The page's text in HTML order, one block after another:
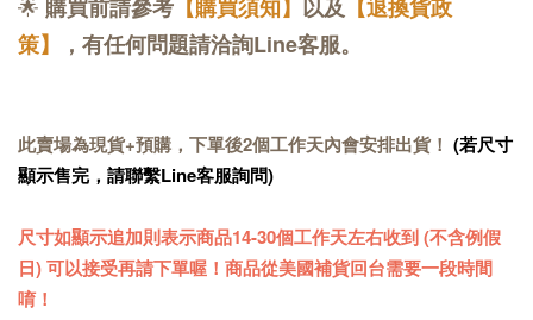
購買前請參考 【購買須知】 以及 【退換貨政
策】
，有任何問題請洽詢Line客服。
此賣場為現貨+預購，下單後2個工作天內會安排出貨！ (若尺寸
顯示售完，請聯繫Line客服詢問)
尺寸如顯示追加則表示商品14-30個工作天左右收到 (不含例假
日) 可以接受再請下單喔！商品從美國補貨回台需要一段時間
唷！